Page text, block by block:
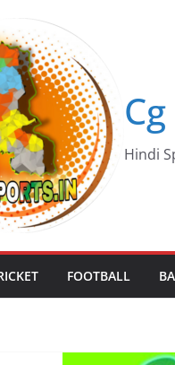
Hindi
FOOTBALL